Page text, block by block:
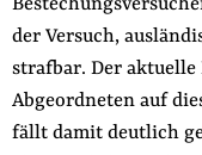
der Versuch,
strafbar. Der
Abgeordneten auf
fällt damit deutlich